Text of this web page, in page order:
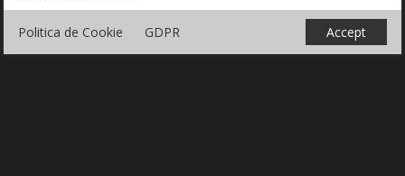
Politica de Cookie GDPR Accept